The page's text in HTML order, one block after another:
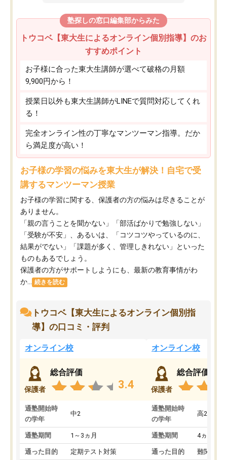
塾探しの窓口編集部からみた
トウコベ【東大生によるオンライン個別指導】のお
すすめポイント
お子様に合った東大生講師が選べて破格の月額
9,900円から！
授業日以外も東大生講師がLINEで質問対応してくれ
る！
完全オンライン性の丁寧なマンツーマン指導。だか
ら満足度が高い！
お子様の学習の悩みを東大生が解決！自宅で受
講するマンツーマン授業
お子様の学習に関する、保護者の方の悩みは尽きることが
ありません。
「親の言うことを聞かない」「部活ばかりで勉強しない」
「受験が不安」、あるいは、「コツコツやっているのに、
結果がでない」「課題が多く、管理しきれない」といった
ものもあるでしょう。
保護者の方がサポートしようにも、最新の教育事情がわ
か...
続きを読む
トウコベ【東大生によるオンライン個別指
導】の口コミ・評判
オンライン校
保護者
総合評価
3.4
通塾開始時
の学年
中2
通塾期間 1～3ヵ月
通った目的 定期テスト対策
オンライン校
保護者
総合評価
通塾開始時
の学年
高2
通塾期間 4ヵ月～1
通った目的 難関私立